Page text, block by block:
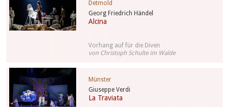
Georg Friedrich Händel
Alcina
Detmold
Vorhang auf für die Diven
von Christoph Schulte im Walde
Giuseppe Verdi
La Traviata
Münster